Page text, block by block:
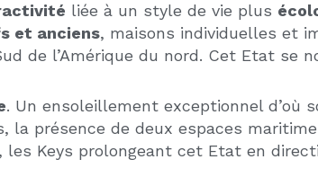
AUSSI
PEUVENT VOUS